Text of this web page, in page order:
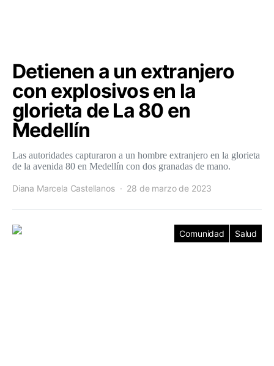
Detienen a un extranjero
con explosivos en la
glorieta de La 80 en
Medellín
Las autoridades capturaron a un hombre extranjero en la glorieta
de la avenida 80 en Medellín con dos granadas de mano.
Diana Marcela Castellanos 28 de marzo de 2023
Comunidad Salud